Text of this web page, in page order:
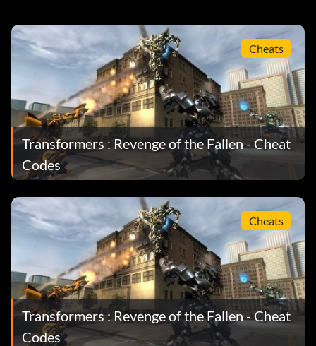
Cheats
Transformers : Revenge of the Fallen - Cheat
Codes
Cheats
Transformers : Revenge of the Fallen - Cheat
Codes